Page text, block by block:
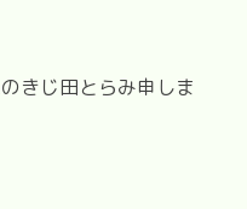
きじ田とらみ申しま